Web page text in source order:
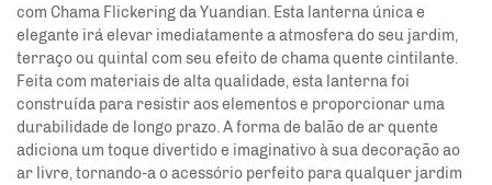
com Chama Flickering da Yuandian. Esta lanterna única e
elegante irá elevar imediatamente a atmosfera do seu jardim,
terraço ou quintal com seu efeito de chama quente cintilante.
Feita com materiais de alta qualidade, esta lanterna foi
construída para resistir aos elementos e proporcionar uma
durabilidade de longo prazo. A forma de balão de ar quente
adiciona um toque divertido e imaginativo à sua decoração ao
ar livre, tornando-a o acessório perfeito para qualquer jardim